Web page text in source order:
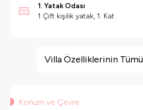
1. Yatak Odası
1 Çift kişilik yatak, 1. Kat
Saç Kurutma Makinası
Buzdolabı
Villa Özelliklerinin
Konum ve Çevre